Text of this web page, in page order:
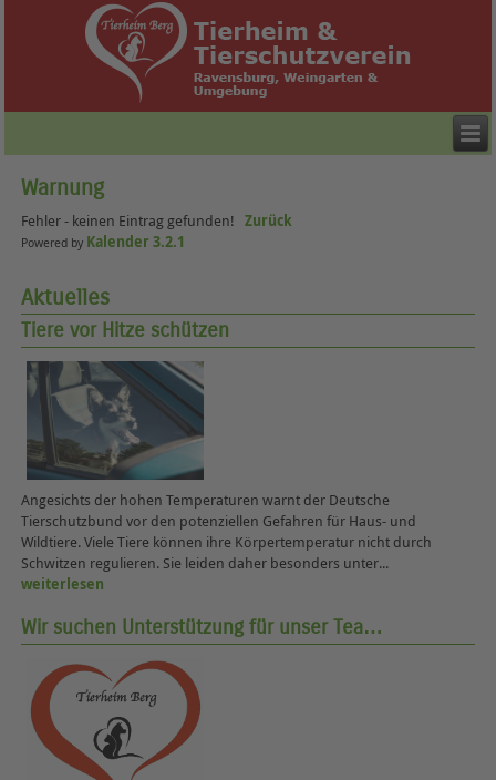
Warnung
Fehler - keinen Eintrag gefunden!Zurück
Powered by Kalender 3.2.1
Aktuelles
Tiere vor Hitze schützen
Angesichts der hohen Temperaturen warnt der Deutsche
Tierschutzbund vor den potenziellen Gefahren für Haus- und
Wildtiere. Viele Tiere können ihre Körpertemperatur nicht durch
Schwitzen regulieren. Sie leiden daher besonders unter...
weiterlesen
Wir suchen Unterstützung für unser Tea…